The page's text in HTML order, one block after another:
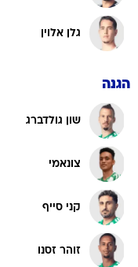
גלן אלוין
הגנה
שון גולדברג
צונאמי
קני סייף
זוהר זסנו